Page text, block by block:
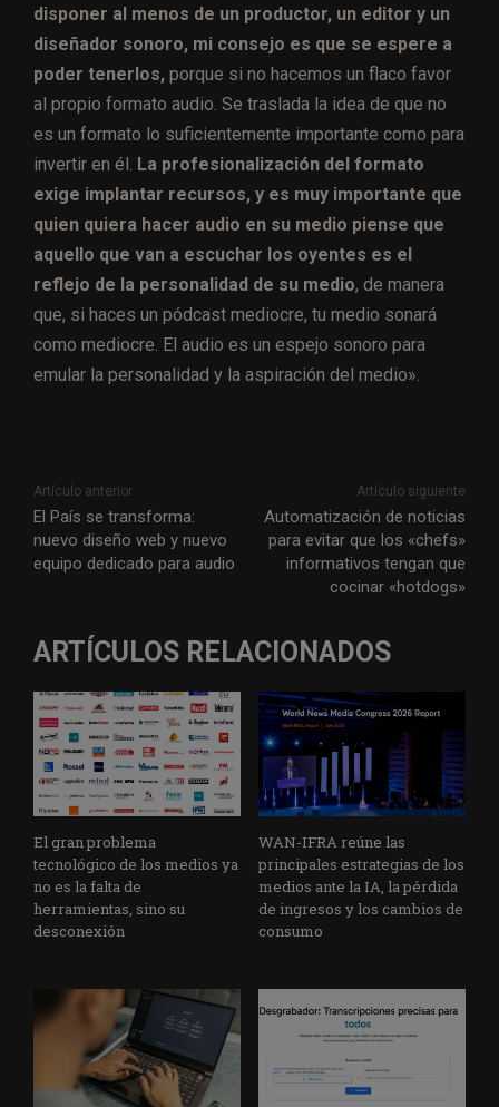
disponer al menos de un productor, un editor y un
diseñador sonoro, mi consejo es que se espere a
poder tenerlos, porque si no hacemos un flaco favor
al propio formato audio. Se traslada la idea de que no
es un formato lo suficientemente importante como para
invertir en él. La profesionalización del formato
exige implantar recursos, y es muy importante que
quien quiera hacer audio en su medio piense que
aquello que van a escuchar los oyentes es el
reflejo de la personalidad de su medio, de manera
que, si haces un pódcast mediocre, tu medio sonará
como mediocre. El audio es un espejo sonoro para
emular la personalidad y la aspiración del medio».
Artículo anterior
El País se transforma:
nuevo diseño web y nuevo
equipo dedicado para audio
Artículo siguiente
Automatización de noticias
para evitar que los «chefs»
informativos tengan que
cocinar «hotdogs»
ARTÍCULOS RELACIONADOS
El gran problema
tecnológico de los medios ya
no es la falta de
herramientas, sino su
desconexión
WAN-IFRA reúne las
principales estrategias de los
medios ante la IA, la pérdida
de ingresos y los cambios de
consumo